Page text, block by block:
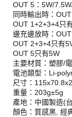
OUT 5：5W/
同時輸出時：
OUT 1+2+3+4只
邊充邊放時：
OUT 2+3+4只有
OUT 5只有5W
主要材質：塑膠/
電池類型：Li-
尺寸：
重量：203g±5g
產地：中國製造(
顏色：質感黑, 經